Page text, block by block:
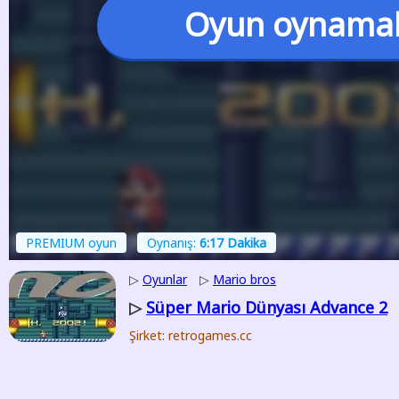
Oyun
PREMIUM oyun Oynanış: 6:17 Dakika
▷ Oyunlar ▷ Mario bros
▷ Süper Mario Dünyası Advance 2
Şirket: retrogames.cc